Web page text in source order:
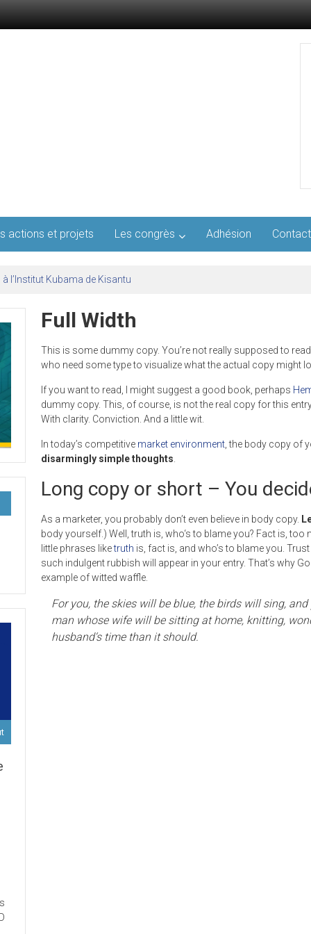
actions et projets Les congrès Adhésion
: quatre jours pour penser la médecine d’aujourd’hui et de
Full Width
This is some dummy copy. You’re not really supposed to
who need some type to visualize what the actual copy might
If you want to read, I might suggest a good book, perhaps
dummy copy. This, of course, is not the real copy for this
With clarity. Conviction. And a little wit.
In today’s competitive market environment, the body copy of
disarmingly simple thoughts.
Long copy or short – You
As a marketer, you probably don’t even believe in body copy.
body yourself.) Well, truth is, who‘s to blame you? Fact is,
little phrases liketruth is, fact is, and who’s to blame you.
such indulgent rubbish will appear in your entry. That’s why
example of witted waffle.
For you, the skies will be blue, the birds will sing,
man whose wife will be sitting at home, knitting,
husband‘s time than it should.